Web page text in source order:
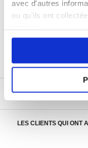
avec d'autres
ou qu'ils ont
7 % DE RÉDUCTION
POUR LES MEMBRES DU
CHAT EN DIRECT :
PLUS DE 8 000 000 DE
LES CLIENTS QUI ONT